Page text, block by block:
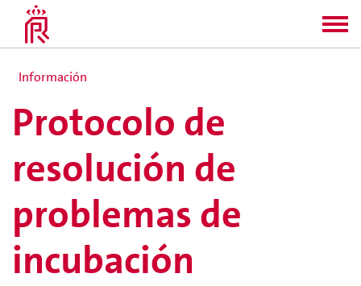
Información
Protocolo de
resolución de
problemas de
incubación